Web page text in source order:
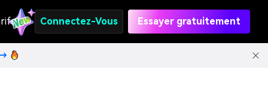
Connectez-Vous Essayer gratuitement